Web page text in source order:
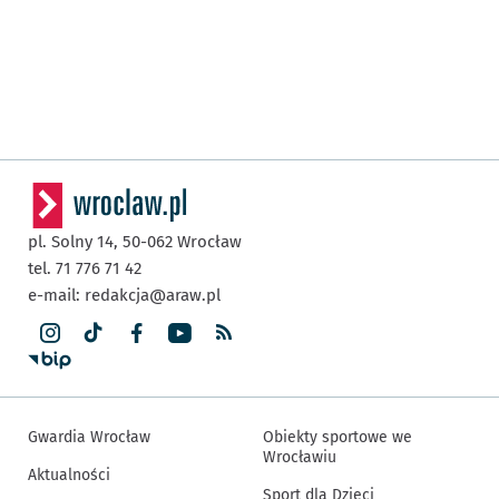
pl. Solny 14, 50-062 Wrocław
tel. 71 776 71 42
e-mail: redakcja@araw.pl
Gwardia Wrocław
Aktualności
Obiekty sportowe we
Wrocławiu
Sport dla Dzieci